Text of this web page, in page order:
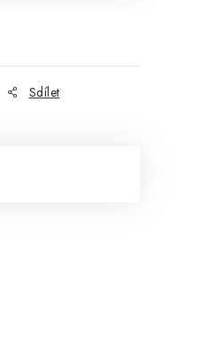
Sdílet